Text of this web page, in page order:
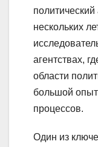
нескольких
агентствах,
области
большой опыт
процессов.
Один из